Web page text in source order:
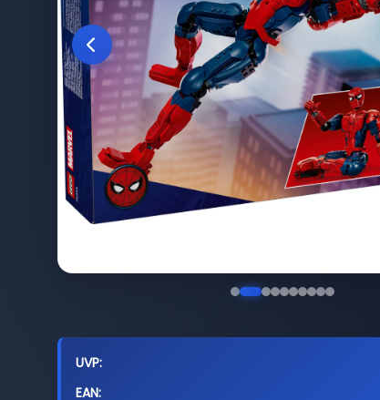
UVP:
EAN: